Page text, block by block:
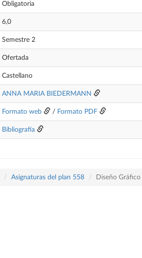
Obligatoria
6,0
Semestre 2
Ofertada
Castellano
ANNA MARIA BIEDERMANN
Formato web / Formato PDF
Bibliografía
Asignaturas del plan 558 Diseño